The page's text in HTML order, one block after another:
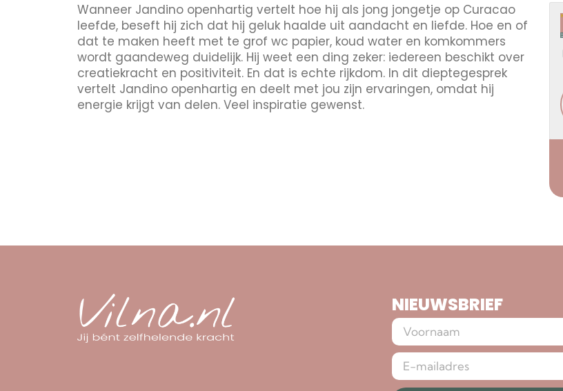
Wanneer Jandino openhartig vertelt hoe hij als jong jongetje op Curacao
leefde, beseft hij zich dat hij geluk haalde uit aandacht en liefde. Hoe en of
dat te maken heeft met te grof wc papier, koud water en komkommers
wordt gaandeweg duidelijk. Hij weet een ding zeker: iedereen beschikt over
creatiekracht en positiviteit. En dat is echte rijkdom. In dit dieptegesprek
vertelt Jandino openhartig en deelt met jou zijn ervaringen, omdat hij
energie krijgt van delen. Veel inspiratie gewenst.
NIEUWSBRIEF